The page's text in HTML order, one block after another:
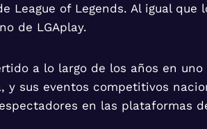
League of Legends. Al igual
de LGAplay.
a lo largo de los años en
y sus eventos competitivos
en las plataformas